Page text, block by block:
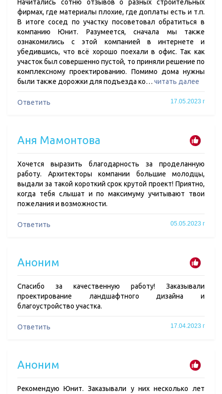
Начитались сотню отзывов о разных строительных
фирмах, где материалы плохие, где доплаты есть и т.п.
В итоге сосед по участку посоветовал обратиться в
компанию Юнит. Разумеется, сначала мы также
ознакомились с этой компанией в интернете и
убедившись, что всё хорошо поехали в офис. Так как
участок был совершенно пустой, то приняли решение по
комплексному проектированию. Помимо дома нужны
были также дорожки для подъезда ко… читать далее
Ответить 17.05.2023 г
Аня Мамонтова
Хочется выразить благодарность за проделанную
работу. Архитекторы компании большие молодцы,
выдали за такой короткий срок крутой проект! Приятно,
когда тебя слышат и по максимуму учитывают твои
пожелания и возможности.
Ответить 05.05.2023 г
Аноним
Спасибо за качественную работу! Заказывали
проектирование ландшафтного дизайна и
благоустройство участка.
Ответить 17.04.2023 г
Аноним
Рекомендую Юнит. Заказывали у них несколько лет